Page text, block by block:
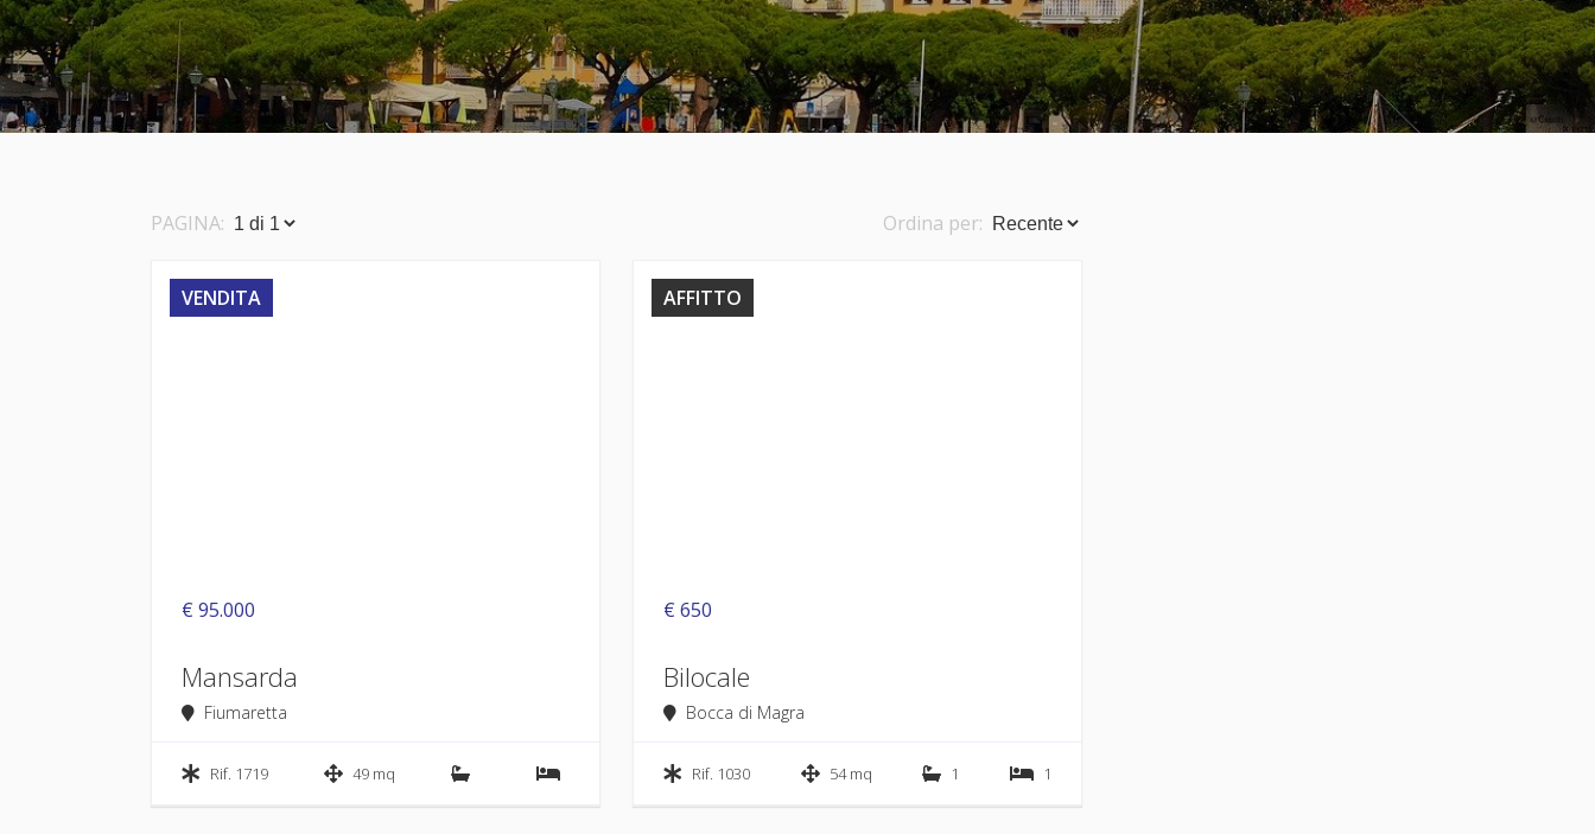
PAGINA: Ordina per:
VENDITA
€ 95.000
Mansarda
Fiumaretta
Rif. 1719 49 mq
AFFITTO
€ 650
Bilocale
Bocca di Magra
Rif. 1030 54 mq 1 1